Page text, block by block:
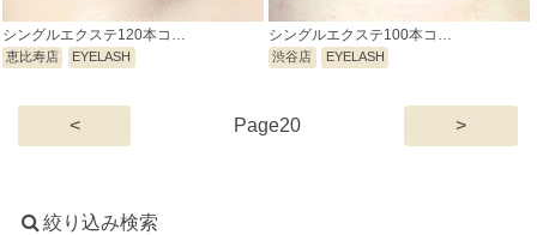
シングルエクステ120本コ…
恵比寿店 EYELASH
シングルエクステ100本コ…
渋谷店 EYELASH
< 20(current) >
絞り込み検索